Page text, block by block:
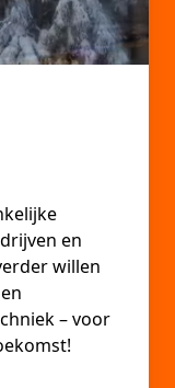
en
willen
– voor